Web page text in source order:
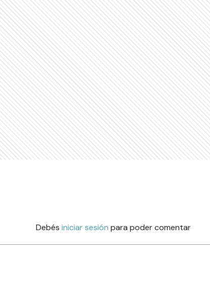
Debés iniciar sesión para poder comentar